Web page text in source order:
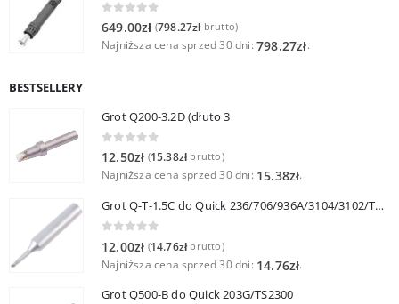
649.00zł (798.27złbrutto)
Najniższa cena sprzed 30 dni: 798.27zł.
BESTSELLERY
Grot Q200-3.2D (dłuto 3
0out of 5
12.50zł (15.38złbrutto)
Najniższa cena sprzed 30 dni: 15.38zł.
Grot Q-T-1.5C do Quick 236/706/936A/3104/3102/TS1100
12.00zł (14.76złbrutto)
Najniższa cena sprzed 30 dni: 14.76zł.
Grot Q500-B do Quick 203G/TS2300